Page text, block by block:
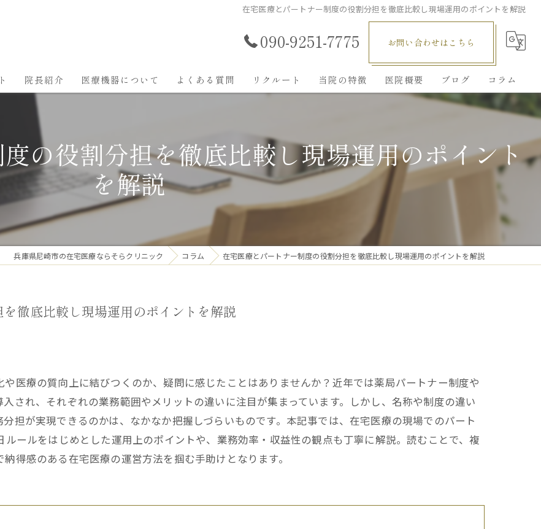
在宅医療とパートナー制度の役割分担を徹底比較し現場運用のポイントを解説
090-9251-7775 お問い合わせはこちら
院長紹介 医療機器について よくある質問 リクルート 当院の特徴
転職
医師
医院概要 ブログ コラム
の役割分担を徹底比較し現場運用のポイント
を解説
兵庫県尼崎市の在宅医療ならそらクリニック コラム 在宅医療とパートナー制度の役割分担を徹底比較し現場運用のポイントを解説
徹底比較し現場運用のポイントを解説
医療の質向上に結びつくのか、疑問に感じたことはありませんか？近年では薬局パートナー制度や
され、それぞれの業務範囲やメリットの違いに注目が集まっています。しかし、名称や制度の違い
担が実現できるのかは、なかなか把握しづらいものです。本記事では、在宅医療の現場でのパート
ールをはじめとした運用上のポイントや、業務効率・収益性の観点も丁寧に解説。読むことで、複
得感のある在宅医療の運営方法を掴む手助けとなります。